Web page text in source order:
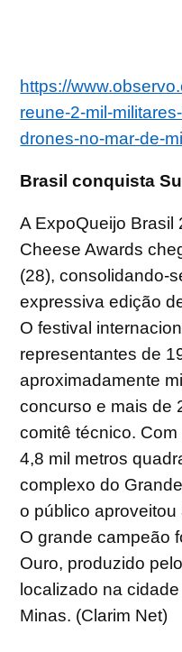
https://
reune-2-mil-
drones-no-mar-de-
Brasil conquista
A ExpoQueijo Brasil
Cheese Awards
(28), consolidando-
expressiva edição
O festival
representantes de
aproximadamente
concurso e mais de
comitê técnico.
4,8 mil metros
complexo do
o público
O grande campeão
Ouro, produzido
localizado na
Minas. (Clarim Net)